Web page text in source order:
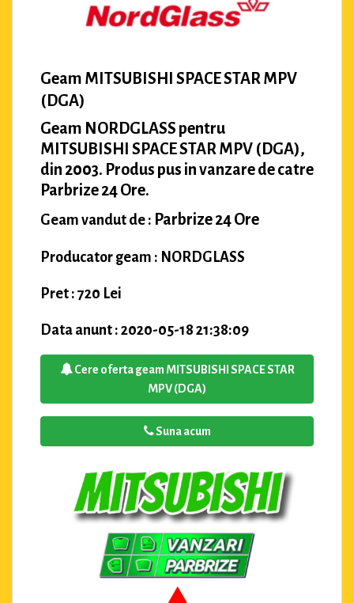
Geam MITSUBISHI SPACE STAR MPV
(DGA)
Geam NORDGLASS pentru
MITSUBISHI SPACE STAR MPV (DGA),
din 2003. Produs pus in vanzare de catre
Parbrize 24 Ore.
Geam vandut de : Parbrize 24 Ore
Producator geam : NORDGLASS
Pret : 720 Lei
Data anunt : 2020-05-18 21:38:09
Cere oferta geam MITSUBISHI SPACE STAR
MPV (DGA)
Suna acum